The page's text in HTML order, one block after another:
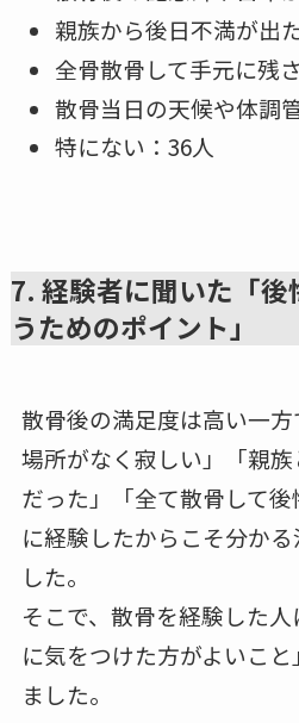
親族から後日不満が出
全骨散骨して手元に残
散骨当日の天候や体調
特にない：36人
7. 経験者に聞いた「
うためのポイント」
散骨後の満足度は高い一
場所がなく寂しい」「親
だった」「全て散骨して
に経験したからこそ分か
した。
そこで、散骨を経験した
に気をつけた方がよいこ
ました。